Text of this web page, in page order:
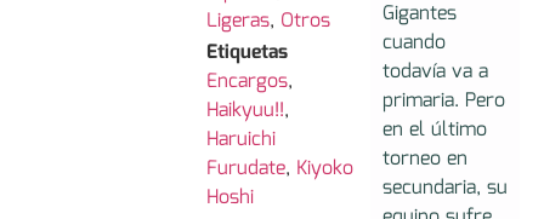
Ligeras, Otros
Etiquetas
Encargos,
Haikyuu!!,
Haruichi
Furudate, Kiyoko
Hoshi
Gigantes
cuando
todavía va a
primaria. Pero
en el último
torneo en
secundaria, su